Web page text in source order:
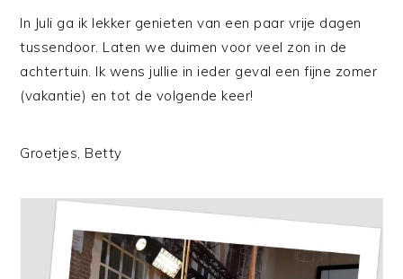
In Juli ga ik lekker genieten van een paar vrije dagen
tussendoor. Laten we duimen voor veel zon in de
achtertuin. Ik wens jullie in ieder geval een fijne zomer
(vakantie) en tot de volgende keer!
Groetjes, Betty